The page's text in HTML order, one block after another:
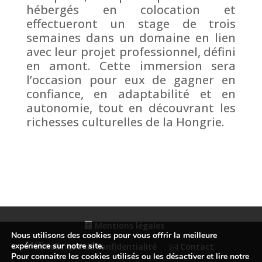
hébergés en colocation et
effectueront un stage de trois
semaines dans un domaine en lien
avec leur projet professionnel, défini
en amont. Cette immersion sera
l’occasion pour eux de gagner en
confiance, en adaptabilité et en
autonomie, tout en découvrant les
richesses culturelles de la Hongrie.
Mentions légales
Politique de confidentialité
Contact
Nous utilisons des cookies pour vous offrir la meilleure
expérience sur notre site.
Pour connaitre les cookies utilisés ou les désactiver et lire notre